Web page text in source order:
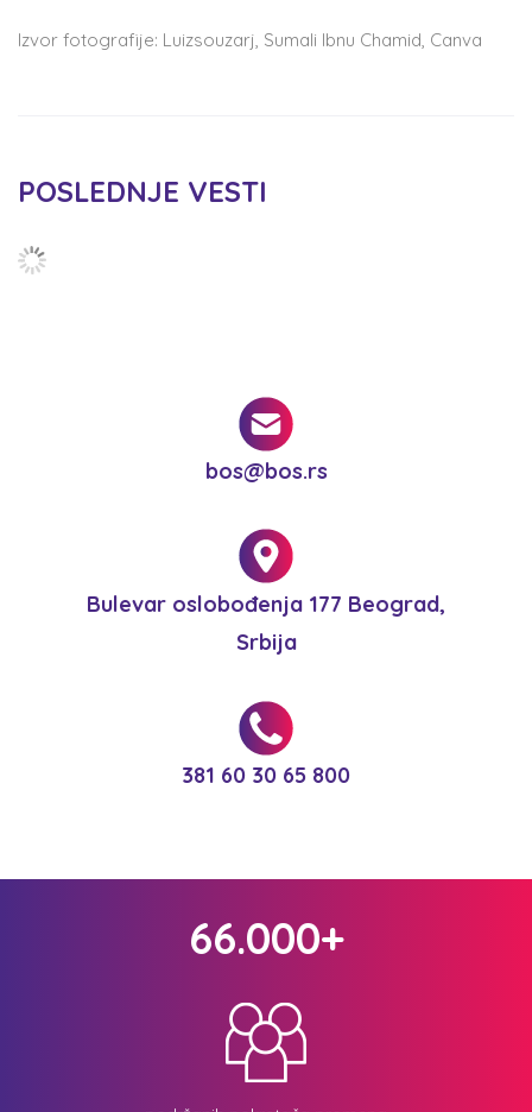
Izvor fotografije: Luizsouzarj, Sumali Ibnu Chamid, Canva
POSLEDNJE VESTI
bos@bos.rs
Bulevar oslobođenja 177 Beograd,
Srbija
381 60 30 65 800
66.000+